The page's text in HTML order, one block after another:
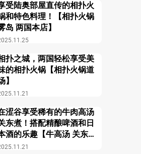
受陆奥部屋直传的相扑火
和特色料理！【相扑火锅
岛 两国本店】
扑之城，两国轻松享受美
的相扑火锅【相扑火锅道
】
涩谷享受稀有的牛肉高汤
东煮！搭配精酿啤酒和日
酒的乐趣【牛高汤 关东煮
馆 COZAKURA】